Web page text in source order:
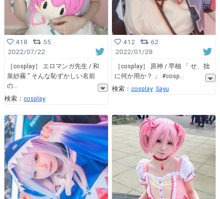
418
55
2022/07/22
［cosplay］ エロマンガ先生 / 和
泉紗霧 ″ そんな恥ずかしい名前
の
検索： cosplay
412
62
2022/01/28
［cosplay］ 原神 / 早柚 「 せ、拙
に何か用か？ 」 #cosp
検索： cosplay Sayu